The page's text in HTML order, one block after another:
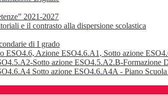
2021-2027
e il contrasto alla dispersione scolastica
di I grado
ESO4.6, Azione ESO4.6.A1, Sotto azione
Sotto azione ESO4.5.A2.B-Formazione
Sotto azione ESO4.6.A4A - Piano Scuola